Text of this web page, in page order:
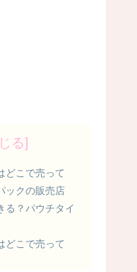
どこで売って
ックの販売店
る？パウチタイ
どこで売って